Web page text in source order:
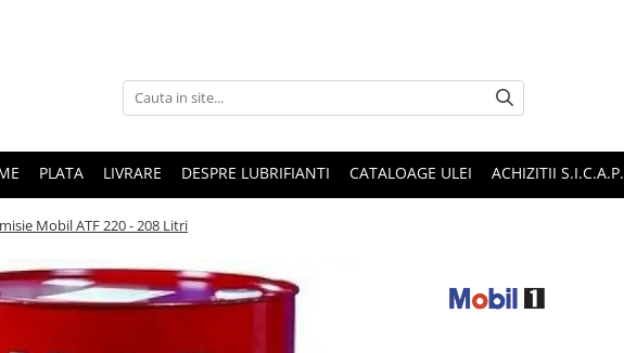
PLATA LIVRARE DESPRE LUBRIFIANTI CATALOAGE ULEI ACHIZITII S.I.C.A.P.
Mobil ATF 220 - 208 Litri